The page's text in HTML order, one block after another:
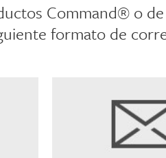
Command® o
formato de